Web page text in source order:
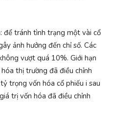
để tránh tình trạng một vài cổ
ảnh hưởng đến chỉ số. Các
vượt quá 10%. Giới hạn
thị trường đã điều chỉnh
trọng vốn hóa cổ phiếu i sau
trị vốn hóa đã điều chỉnh